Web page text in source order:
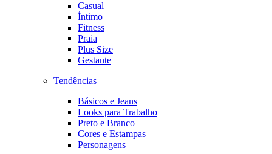
Casual
Íntimo
Fitness
Praia
Plus Size
Gestante
Tendências
Básicos e Jeans
Looks para Trabalho
Preto e Branco
Cores e Estampas
Personagens